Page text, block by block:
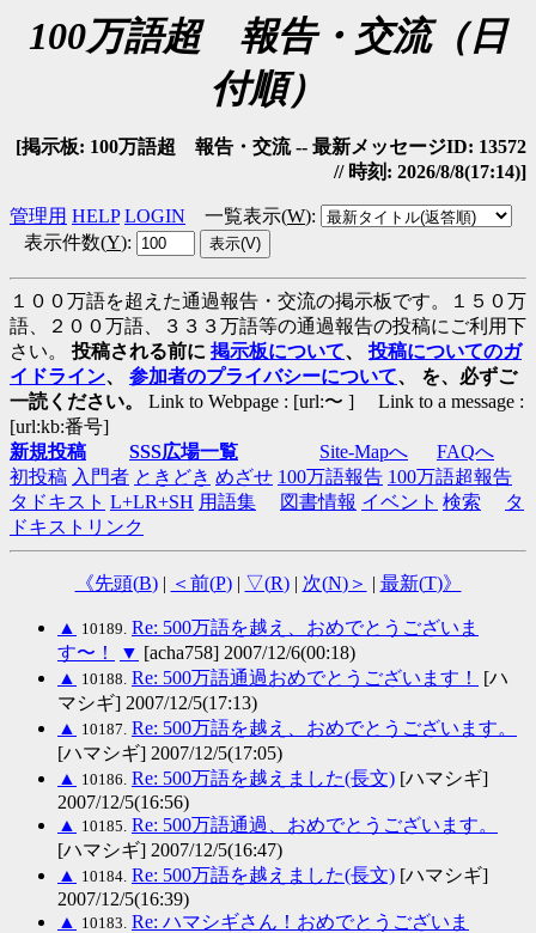
100万語超 報告・交流（日
付順）
[掲示板: 100万語超 報告・交流 -- 最新メッセージID: 13572
// 時刻: 2026/8/8(17:14)]
管理用 HELP LOGIN 一覧表示(W):
表示件数(Y):
１００万語を超えた通過報告・交流の掲示板です。１５０万
語、２００万語、３３３万語等の通過報告の投稿にご利用下
さい。 投稿される前に 掲示板について、 投稿についてのガ
イドライン、 参加者のプライバシーについて、 を、必ずご
一読ください。
Link to Webpage : [url:〜 ] Link to a message :
[url:kb:番号]
新規投稿
SSS広場一覧 Site-Mapへ
FAQへ
初投稿 入門者 ときどき めざせ 100万語報告 100万語超報告
タドキスト L+LR+SH 用語集 図書情報 イベント 検索
タ
ドキストリンク
《先頭(B)| ＜前(P)| ▽(R)| 次(N)＞ | 最新(T)》
▲ 10189. Re: 500万語を越え、おめでとうございま
す〜！
▼ [acha758] 2007/12/6(00:18)
▲ 10188. Re: 500万語通過おめでとうございます！
[ハ
マシギ] 2007/12/5(17:13)
▲ 10187. Re: 500万語を越え、おめでとうございます。
[ハマシギ] 2007/12/5(17:05)
▲ 10186. Re: 500万語を越えました(長文) [ハマシギ]
2007/12/5(16:56)
▲ 10185. Re: 500万語通過、おめでとうございます。
[ハマシギ] 2007/12/5(16:47)
▲ 10184. Re: 500万語を越えました(長文) [ハマシギ]
2007/12/5(16:39)
▲ 10183. Re: ハマシギさん！おめでとうございま